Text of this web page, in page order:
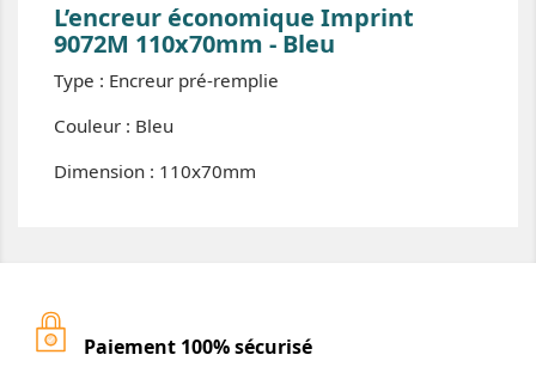
L’encreur économique Imprint
9072M 110x70mm - Bleu
Type : Encreur pré-remplie
Couleur : Bleu
Dimension : 110x70mm
Paiement 100% sécurisé